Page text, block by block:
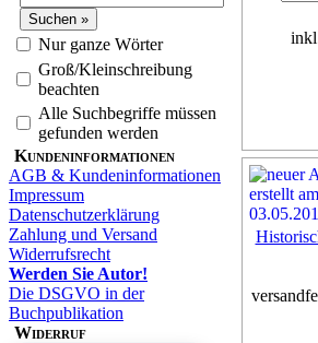
Nur ganze Wörter
Groß/Kleinschreibung
beachten
Alle Suchbegriffe müssen
gefunden werden
Kundeninformationen
AGB & Kundeninformationen
Impressum
Datenschutzerklärung
Zahlung und Versand
Widerrufsrecht
Werden Sie Autor!
Die DSGVO in der
Buchpublikation
Widerruf